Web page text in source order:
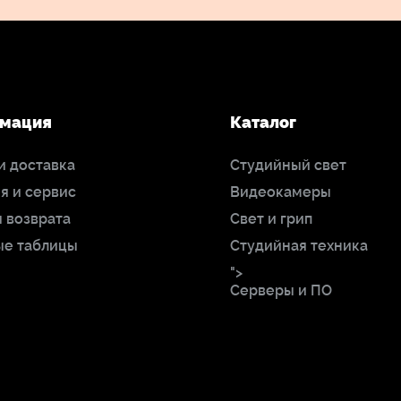
доставка
и сервис
возврата
таблицы
Каталог
Студийный свет
Видеокамеры
Свет и грип
Студийная техника
">
Серверы и ПО